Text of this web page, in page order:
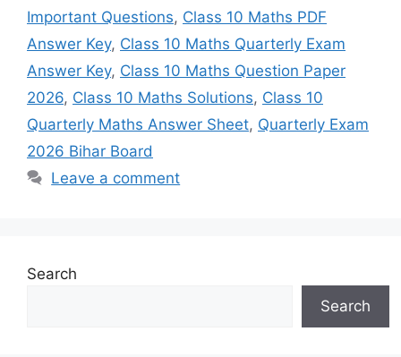
Important Questions, Class 10 Maths PDF
Answer Key, Class 10 Maths Quarterly Exam
Answer Key, Class 10 Maths Question Paper
2026, Class 10 Maths Solutions, Class 10
Quarterly Maths Answer Sheet, Quarterly Exam
2026 Bihar Board
Leave a comment
Search
Search